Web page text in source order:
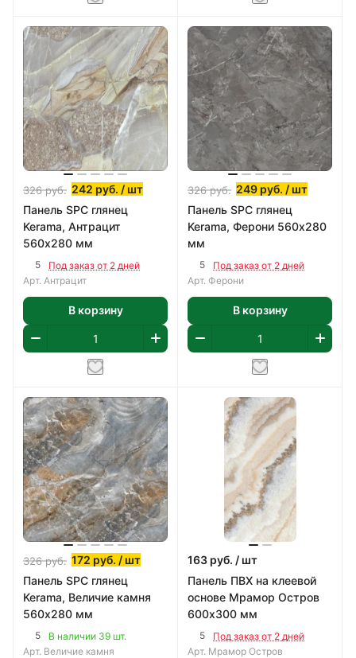
326руб. 242 руб. / шт
Панель SPC глянец
Kerama, Антрацит
560х280 мм
5
Под заказ от 2 дней
Арт. Антрацит
В корзину
326руб. 249 руб. / шт
Панель SPC глянец
Kerama, Ферони 560х280
мм
5
Под заказ от 2 дней
Арт. Ферони
В корзину
326руб. 172 руб. / шт
Панель SPC глянец
Kerama, Величие камня
560х280 мм
5
В наличии 39 шт.
Арт. Величие камня
163 руб. / шт
Панель ПВХ на клеевой
основе Мрамор Остров
600х300 мм
5
Под заказ от 2 дней
Арт. Мрамор Остров